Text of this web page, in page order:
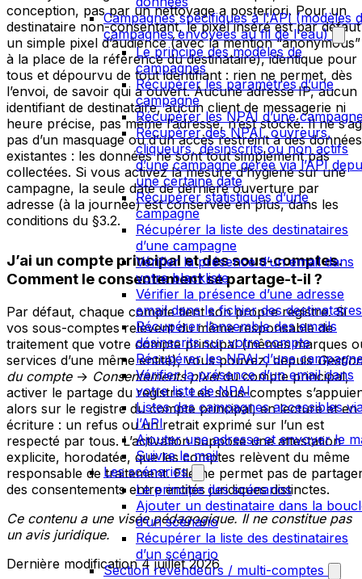
Campagnes spécifiques à l'API (modèles
campagnes envoyées au fil de l'eau)
Le principe des modèles de
campagnes
Récupérer les paramètres d’une
campagne
Récupérer les NPAI d’une
Récupérer des NPAI, ouvreurs,
cliqueurs, désinscrits ou non actifs
d’une campagne gérée via l’API
une certaine date
Récupérer statistiques d’une
campagne
Récupérer la liste des destinataires
d’une campagne
Vérifier la présence d’un email dans
votre blackliste
Vérifier la présence d’une adresse
email dans le fichier des destinataires
Récupérer l’ensemble des emails
désinscrits sur votre compte
Récupérer les NPAI d’une
Vérifier la présence d’un email dans
votre liste de NPAI
Listes des campagnes accessibles
l’API
Ajouter une adresse et envoyer le
Suivre le mail
Les scénarios
Le principe des scénarios
Ajouter un destinataire dans la
d’un scénario
Récupérer la liste des destinataires
d’un scénario
Section revendeurs / multi-comptes
conception, pas par un nettoyage a posteriori. Pour un
destinataire non-consentant, le pixel inséré est par défaut
un simple pixel d’audience (avec la mention “anonymous”
à la place de la référence du destinataire), identique pour
tous et dépourvu de tout identifiant : rien ne permet, dès
l’envoi, de savoir qui a ouvert. Aucune adresse IP, aucun
identifiant de destinataire, aucun client de messagerie ni
heure précise, pas même l’adresse, n’est stocké. Il ne
pas d’un masquage ou d’un accès restreint à des données
existantes : les données ne sont tout simplement pas
collectées. Si vous activez la mesure d’hygiène sur une
campagne, la seule date de dernière ouverture par
adresse (à la journée) est conservée en plus, dans les
conditions du §3.2.
J’ai un compte principal et des sous-comptes.
Comment le consentement se partage-t-il ?
Par défaut, chaque compte tient son propre registre. Si
vos sous-comptes relèvent du même responsable de
traitement que votre compte principal (mêmes marques
services d’une même entité), vous pouvez, depuisGestion
du compte→ Consentements pixeldu compte principal,
activer le partage du registre. Les sous-comptes
alors sur le registre du compte principal, en lecture et en
écriture : un refus ou un retrait exprimé sur l’un est
respecté par tous. L’activation suppose une attestation
explicite, horodatée, que les comptes relèvent du même
responsable de traitement. Elle ne permet pas de
des consentements entre entités juridiques distinctes.
Ce contenu a une visée pédagogique. Il ne constitue pas
un avis juridique.
Dernière modification4 juillet 2026